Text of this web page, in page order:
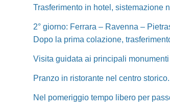
Trasferimento in hotel, sistemazione
2° giorno: Ferrara – Ravenna –
Dopo la prima colazione,
Visita guidata ai principali
Pranzo in ristorante nel centro storico.
Nel pomeriggio tempo libero per